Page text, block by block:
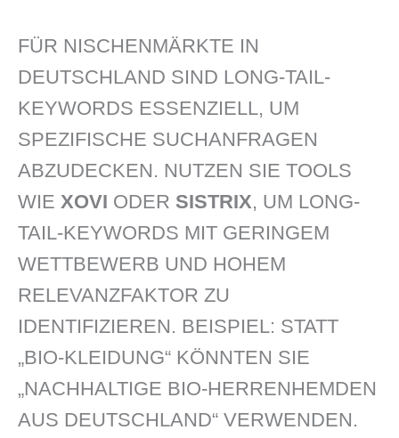
FÜR NISCHENMÄRKTE IN
DEUTSCHLAND SIND LONG-TAIL-
KEYWORDS ESSENZIELL, UM
SPEZIFISCHE SUCHANFRAGEN
ABZUDECKEN. NUTZEN SIE TOOLS
WIE XOVI ODER SISTRIX, UM LONG-
TAIL-KEYWORDS MIT GERINGEM
WETTBEWERB UND HOHEM
RELEVANZFAKTOR ZU
IDENTIFIZIEREN. BEISPIEL: STATT
„BIO-KLEIDUNG“ KÖNNTEN SIE
„NACHHALTIGE BIO-HERRENHEMDEN
AUS DEUTSCHLAND“ VERWENDEN.